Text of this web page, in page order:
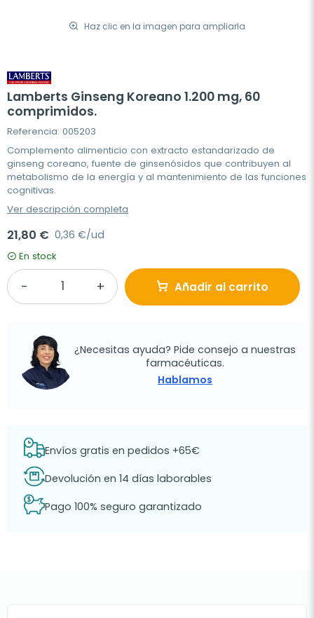
Haz clic en la imagen para ampliarla
Lamberts Ginseng Koreano 1.200 mg, 60
comprimidos.
Referencia: 005203
Complemento alimenticio con extracto estandarizado de
ginseng coreano, fuente de ginsenósidos que contribuyen al
metabolismo de la energía y al mantenimiento de las funciones
cognitivas.
Ver descripción completa
21,80 € 0,36 €/ud
En stock
Añadir al carrito
¿Necesitas ayuda? Pide consejo a nuestras
farmacéuticas.
Hablamos
Envíos gratis en pedidos +65€
Devolución en 14 días laborables
Pago 100% seguro garantizado